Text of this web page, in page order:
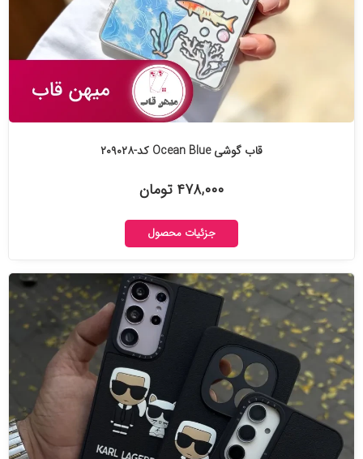
قاب گوشی Ocean Blue کد-۲۰۹۰۲۸
۴۷۸,۰۰۰ تومان
جزئیات محصول